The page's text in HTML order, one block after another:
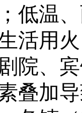
低温
活用
院、
叠加